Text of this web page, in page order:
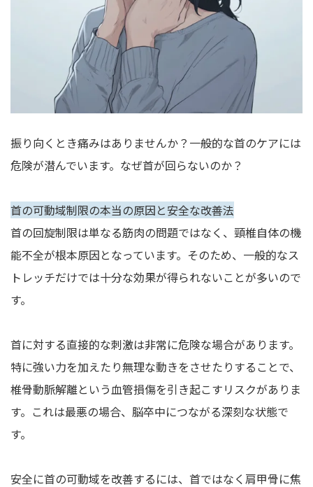
振り向くとき痛みはありませんか？一般的な首のケアには
危険が潜んでいます。なぜ首が回らないのか？
首の可動域制限の本当の原因と安全な改善法
首の回旋制限は単なる筋肉の問題ではなく、頸椎自体の機
能不全が根本原因となっています。そのため、一般的なス
トレッチだけでは十分な効果が得られないことが多いので
す。
首に対する直接的な刺激は非常に危険な場合があります。
特に強い力を加えたり無理な動きをさせたりすることで、
椎骨動脈解離という血管損傷を引き起こすリスクがありま
す。これは最悪の場合、脳卒中につながる深刻な状態で
す。
安全に首の可動域を改善するには、首ではなく肩甲骨に焦